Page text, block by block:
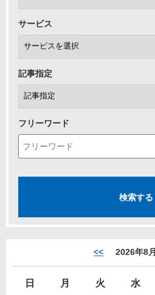
サービス
記事指定
フリーワード
<< 2026年8月
日 月 火 水